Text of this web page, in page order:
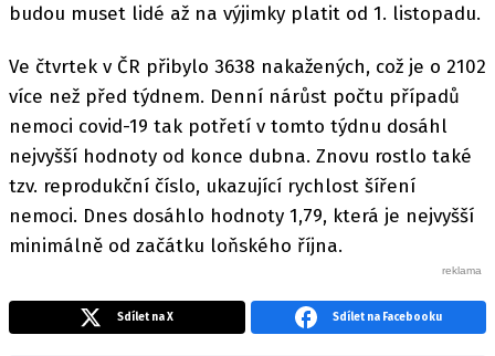
budou muset lidé až na výjimky platit od 1. listopadu.
Ve čtvrtek v ČR přibylo 3638 nakažených, což je o 2102
více než před týdnem. Denní nárůst počtu případů
nemoci covid-19 tak potřetí v tomto týdnu dosáhl
nejvyšší hodnoty od konce dubna. Znovu rostlo také
tzv. reprodukční číslo, ukazující rychlost šíření
nemoci. Dnes dosáhlo hodnoty 1,79, která je nejvyšší
minimálně od začátku loňského října.
Sdílet na X Sdílet na Facebooku